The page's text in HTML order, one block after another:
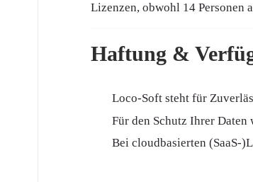
Lizenzen, obwohl 14 Personen
Haftung &
Loco-Soft steht für
Für den Schutz Ihrer
Bei cloudbasierten (SaaS-